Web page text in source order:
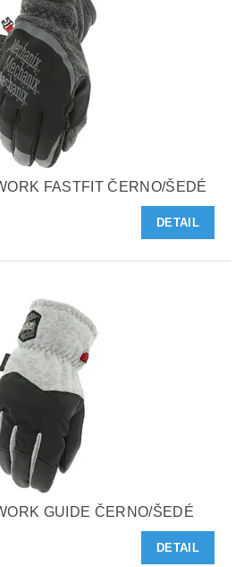
FASTFIT ČERNO/ŠEDÉ
DETAIL
GUIDE ČERNO/ŠEDÉ
DETAIL